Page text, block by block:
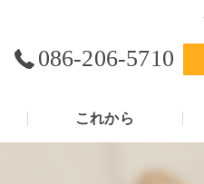
086-206-5710
これから